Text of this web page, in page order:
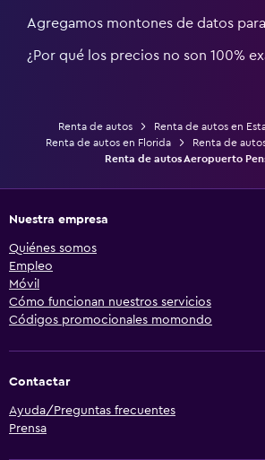
Agregamos montones de datos
¿Por qué los precios no son 100%
Renta de autos
Renta de autos en
Renta de autos en Florida
Renta de
Renta de autos Aeropuerto
Nuestra empresa
Quiénes somos
Empleo
Móvil
Cómo funcionan nuestros servicios
Códigos promocionales momondo
Contactar
Ayuda/Preguntas frecuentes
Prensa